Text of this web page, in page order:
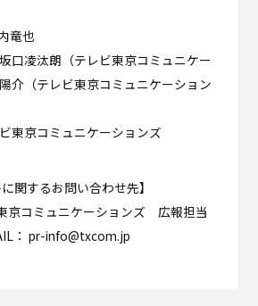
竜也
口凌汰朗（テレビ東京コミュニケー
介（テレビ東京コミュニケーション
東京コミュニケーションズ
に関するお問い合わせ先】
京コミュニケーションズ 広報担当
： pr-info@txcom.jp